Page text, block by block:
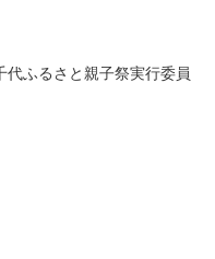
ふるさと親子祭実行委員